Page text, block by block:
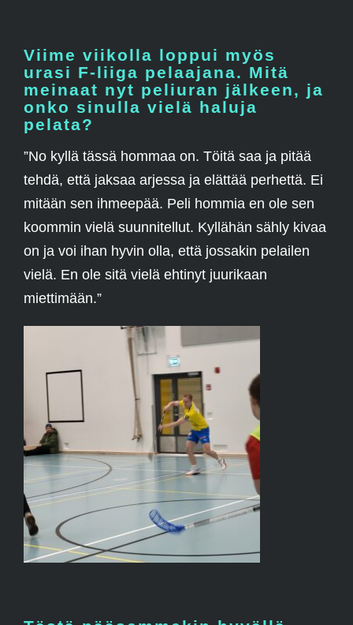
Viime viikolla loppui myös
urasi F-liiga pelaajana. Mitä
meinaat nyt peliuran jälkeen, ja
onko sinulla vielä haluja
pelata?
”No kyllä tässä hommaa on. Töitä saa ja pitää
tehdä, että jaksaa arjessa ja elättää perhettä. Ei
mitään sen ihmeepää. Peli hommia en ole sen
koommin vielä suunnitellut. Kyllähän sähly kivaa
on ja voi ihan hyvin olla, että jossakin pelailen
vielä. En ole sitä vielä ehtinyt juurikaan
miettimään.”